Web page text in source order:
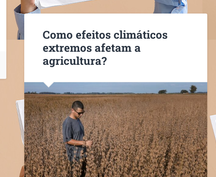
Como efeitos climáticos
extremos afetam a
agricultura?